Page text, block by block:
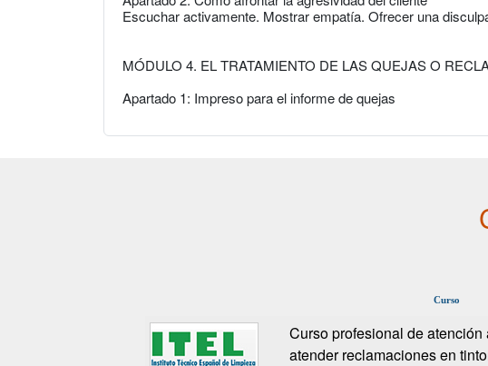
Escuchar activamente. Mostrar empatía. Ofrecer una
MÓDULO 4. EL TRATAMIENTO DE LAS QUEJAS O
Apartado 1: Impreso para el informe de quejas
Curso
Curso profesional de atención
atender reclamaciones en